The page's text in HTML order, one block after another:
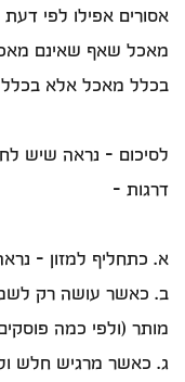
אסורים אפילו לפי
מאכל שאף שאינם
בכלל מאכל אלא בכלל
לסיכום – נראה שיש
דרגות –
א. כתחליף למזון –
ב. כאשר עושה רק
מותר (ולפי כמה
ג. כאשר מרגיש חלש